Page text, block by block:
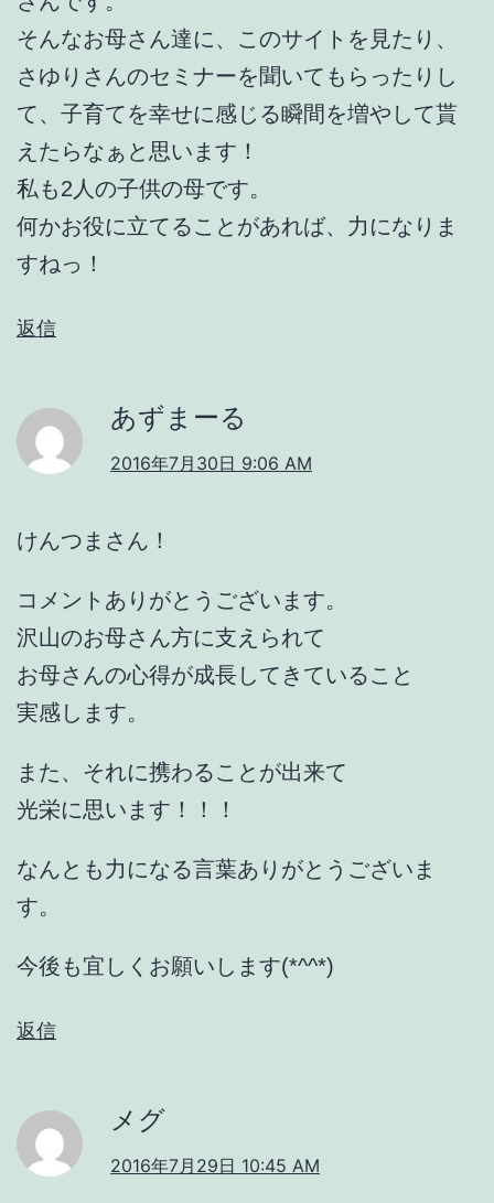
そんなお母さん達に、このサイトを見たり、
さゆりさんのセミナーを聞いてもらったりし
て、子育てを幸せに感じる瞬間を増やして貰
えたらなぁと思います！
私も2人の子供の母です。
何かお役に立てることがあれば、力になりま
すねっ！
返信
あずまーる
2016年7月30日 9:06 AM
けんつまさん！
コメントありがとうございます。
沢山のお母さん方に支えられて
お母さんの心得が成長してきていること
実感します。
また、それに携わることが出来て
光栄に思います！！！
なんとも力になる言葉ありがとうございま
す。
今後も宜しくお願いします(*^^*)
返信
メグ
2016年7月29日 10:45 AM